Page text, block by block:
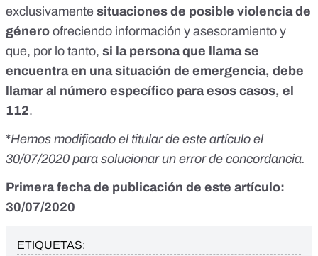
exclusivamente situaciones de posible violencia de
género ofreciendo información y asesoramiento y
que, por lo tanto, si la persona que llama se
encuentra en una situación de emergencia, debe
llamar al número específico para esos casos, el
112.
*Hemos modificado el titular de este artículo el
30/07/2020 para solucionar un error de concordancia.
Primera fecha de publicación de este artículo:
30/07/2020
ETIQUETAS: